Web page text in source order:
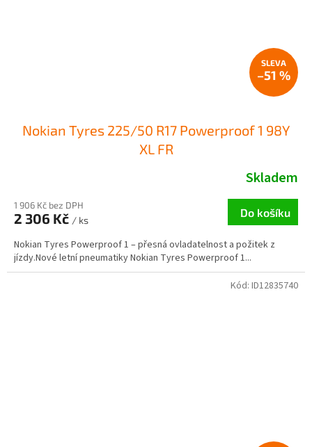
–51 %
Nokian Tyres 225/50 R17 Powerproof 1 98Y
XL FR
Skladem
1 906 Kč bez DPH
2 306 Kč / ks
Do košíku
Nokian Tyres Powerproof 1 – přesná ovladatelnost a požitek z
jízdy.Nové letní pneumatiky Nokian Tyres Powerproof 1...
Kód: ID12835740